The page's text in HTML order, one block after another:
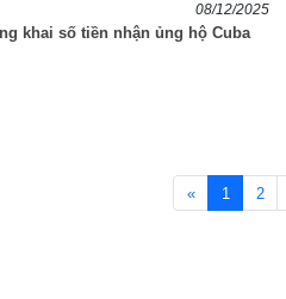
08/12/2025
khai số tiền nhận ủng hộ Cuba
« 1 2